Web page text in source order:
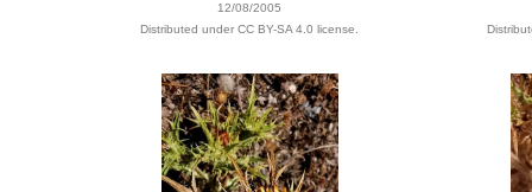
12/08/2005
Distributed under CC BY-SA 4.0 license.